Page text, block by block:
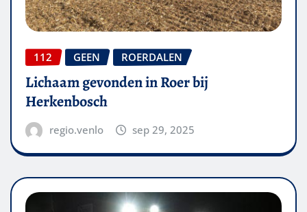
112 GEEN ROERDALEN
Lichaam gevonden in Roer bij
Herkenbosch
regio.venlo sep 29, 2025